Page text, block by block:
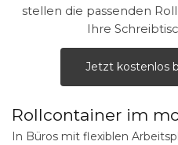
stellen die passenden
Ihre
Jetzt kostenlos
Rollcontainer im
In Büros mit flexiblen